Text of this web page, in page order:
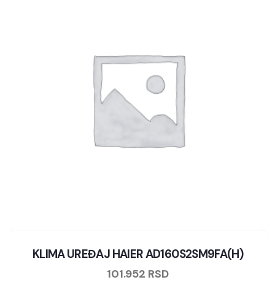
KLIMA UREĐAJ HAIER AD160S2SM9FA(H)
101.952 RSD